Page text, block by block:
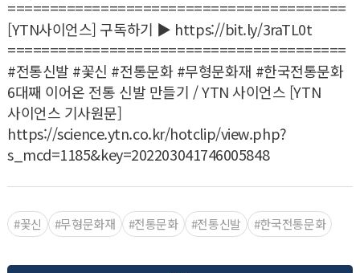
========================================
[YTN사이언스] 구독하기 ▶ https://bit.ly/3raTL0t
========================================
#전통신발 #꽃신 #전통문화 #무형문화재 #한국전통문화
6대째 이어온 전통 신발 만들기 / YTN 사이언스 [YTN
사이언스 기사원문]
https://science.ytn.co.kr/hotclip/view.php?
s_mcd=1185&key=202203041746005848
#꽃신 #무형문화재 #전통문화 #전통신발 #한국전통문화